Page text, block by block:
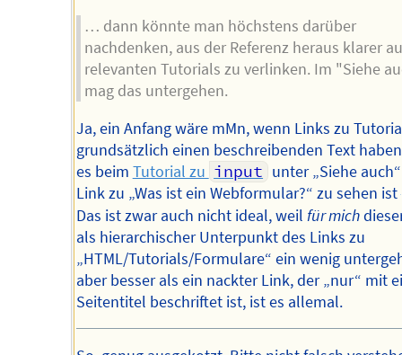
… dann könnte man höchstens darüber
nachdenken, aus der Referenz heraus klarer
relevanten Tutorials zu verlinken. Im "Siehe
mag das untergehen.
Ja, ein Anfang wäre mMn, wenn Links zu
grundsätzlich einen beschreibenden Text
es beim Tutorial zu input unter „Siehe
Link zu „Was ist ein Webformular?“ zu sehen ist
Das ist zwar auch nicht ideal, weil für mich
als hierarchischer Unterpunkt des Links zu
„HTML/Tutorials/Formulare“ ein wenig
aber besser als ein nackter Link, der „nur“ mit
Seitentitel beschriftet ist, ist es allemal.